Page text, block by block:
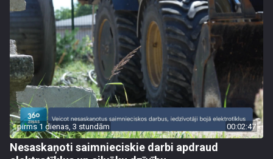
pirms 1 dienas, 3 stundām 00:02:47
Nesaskaņoti saimnieciskie darbi apdraud